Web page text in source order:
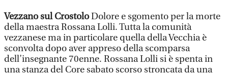
Vezzano sul CrostoloDolore e sgomento per la morte
della maestra Rossana Lolli. Tutta la comunità
vezzanese ma in particolare quella della Vecchia è
sconvolta dopo aver appreso della scomparsa
dell’insegnante 70enne. Rossana Lolli si è spenta in
una stanza del Core sabato scorso stroncata da una